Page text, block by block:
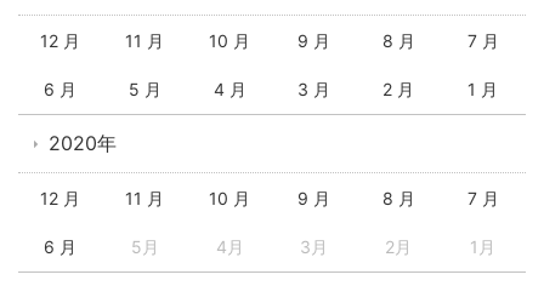
12 月 11 月 10 月 9 月 8 月 7 月
6 月 5 月 4 月 3 月 2 月 1 月
2020年
12 月 11 月 10 月 9 月 8 月 7 月
6 月 5月 4月 3月 2月 1月